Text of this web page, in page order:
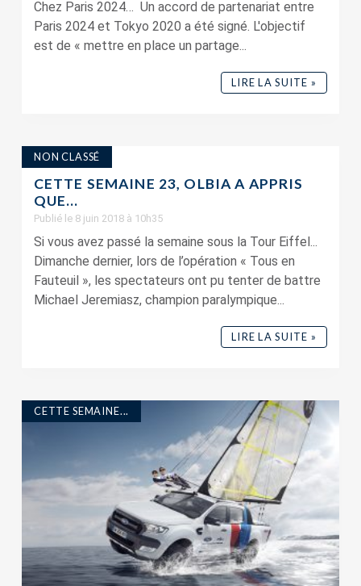
Chez Paris 2024… Un accord de partenariat entre
Paris 2024 et Tokyo 2020 a été signé. L'objectif
est de « mettre en place un partage...
LIRE LA SUITE »
NON CLASSÉ
CETTE SEMAINE 23, OLBIA A APPRIS
QUE…
Publié le 8 juin 2018 à 10h35
Si vous avez passé la semaine sous la Tour Eiffel...
Dimanche dernier, lors de l’opération « Tous en
Fauteuil », les spectateurs ont pu tenter de battre
Michael Jeremiasz, champion paralympique...
LIRE LA SUITE »
CETTE SEMAINE...